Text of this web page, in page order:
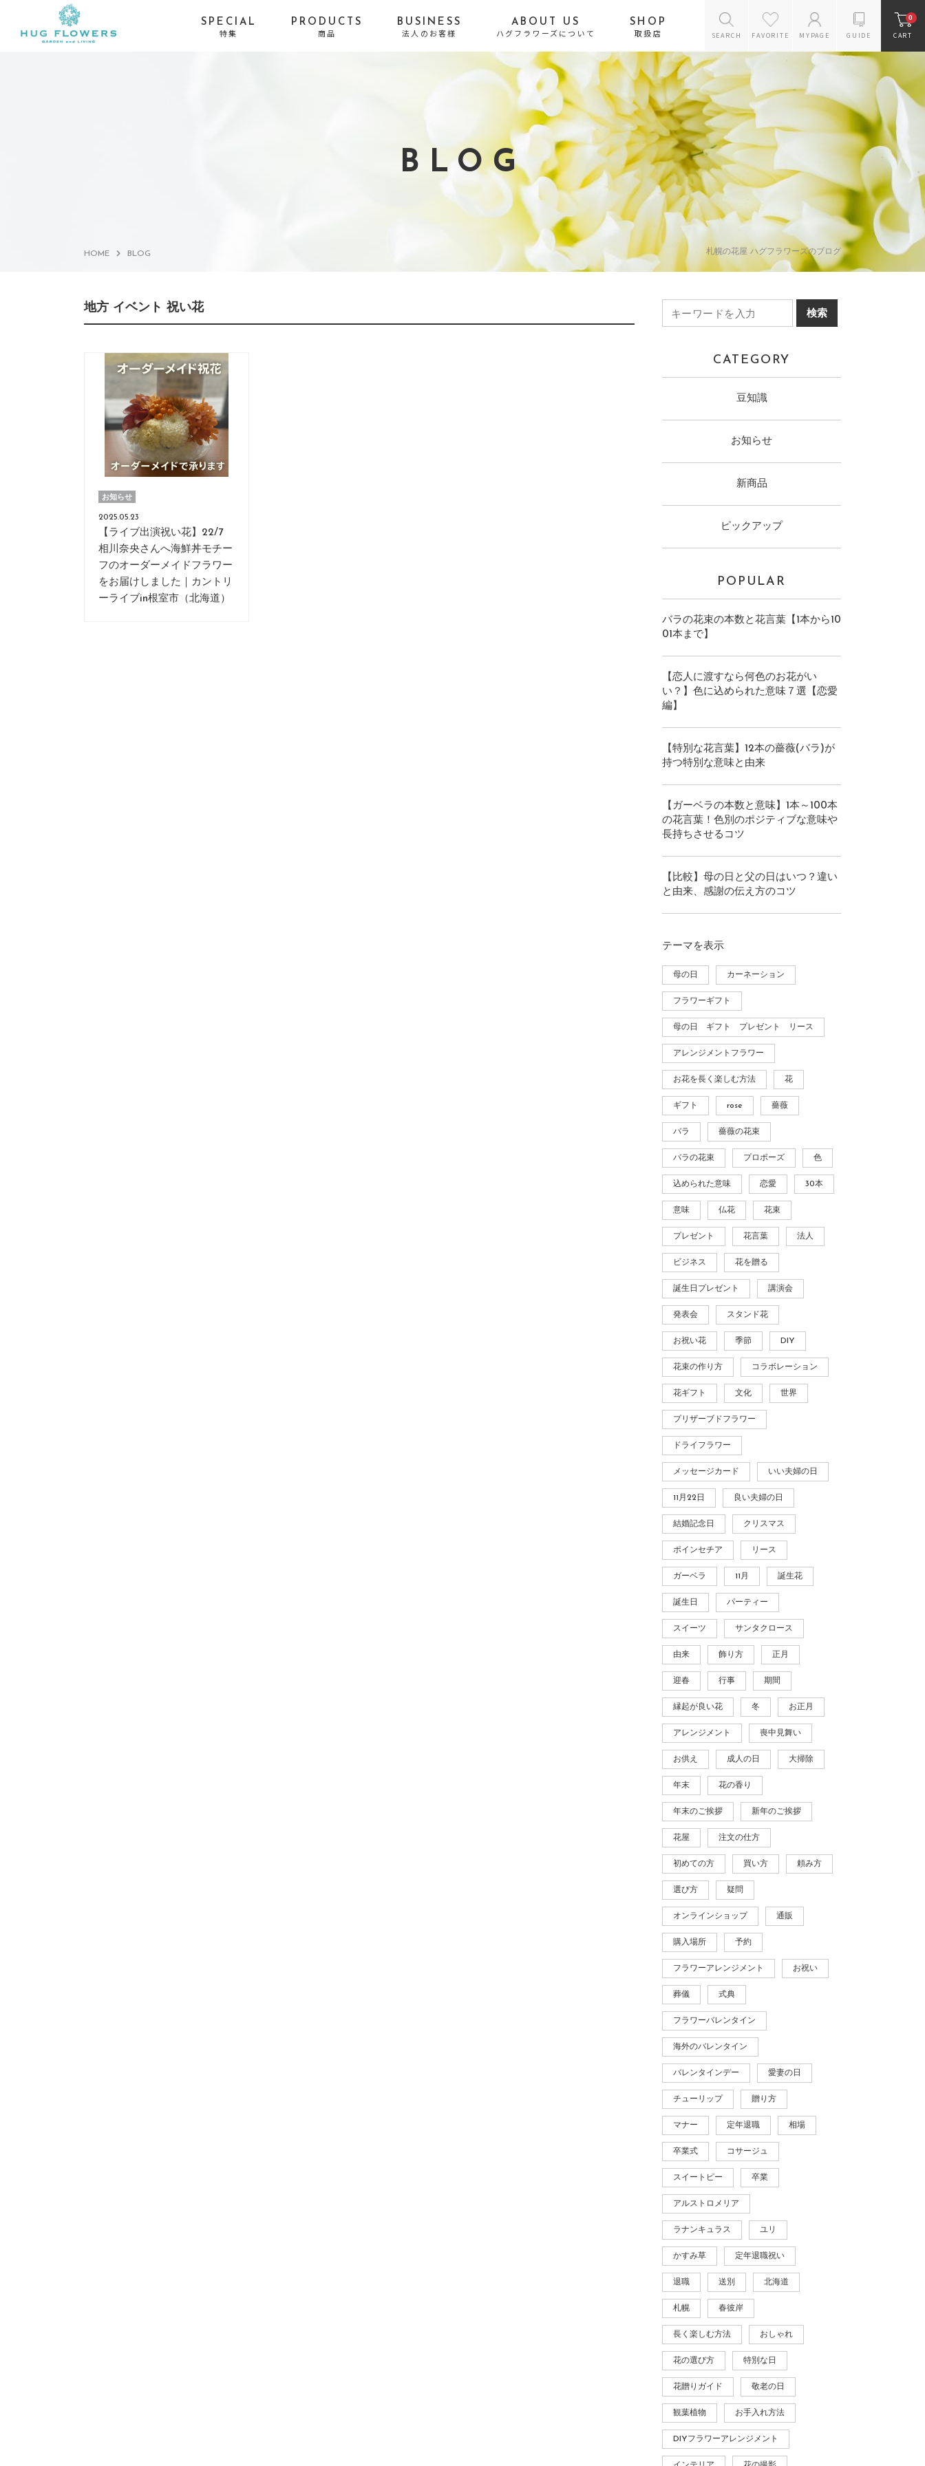
SPECIAL
特集
PRODUCTS
商品
お悔やみ・お供え
出産祝い
開店・移転・新居・引
送別・昇進・退職祝い
発表会・公演祝い
お祝い
プロポーズ
花のスタイルから探す
バラのギフト アレンジメント
花束 プリザーブドフラワー
ギフトセット お供えギフトセット
リース ドライフラワー
ラン鉢 花瓶
雑貨・ケアグッズ スタンドフラワー
オーダー商品
BUSINESS
法人のお客様
ABOUT US
ハグフラワーズについて
SHOP
取扱店 SEARCH FAVORITE MYPAGE GUIDE
0
CART
札幌の花屋 ハグフラワーズのブログ
BLOG
HOME BLOG
地方 イベント 祝い花
お知らせ
2025.05.23
【ライブ出演祝い花】22/7
相川奈央さんへ海鮮丼モチー
フのオーダーメイドフラワー
をお届けしました｜カントリ
ーライブin根室市（北海道）
CATEGORY
豆知識
お知らせ
新商品
ピックアップ
POPULAR
バラの花束の本数と花言葉【1本から10
01本まで】
【恋人に渡すなら何色のお花がい
い？】色に込められた意味７選【恋愛
編】
【特別な花言葉】12本の薔薇(バラ)が
持つ特別な意味と由来
【ガーベラの本数と意味】1本～100本
の花言葉！色別のポジティブな意味や
長持ちさせるコツ
【比較】母の日と父の日はいつ？違い
と由来、感謝の伝え方のコツ
テーマ を表示
母の日 カーネーション
フラワーギフト
母の日 ギフト プレゼント リース
アレンジメントフラワー
お花を長く楽しむ方法 花
ギフト rose 薔薇
バラ 薔薇の花束
バラの花束 プロポーズ 色
込められた意味 恋愛 30本
意味 仏花 花束
プレゼント 花言葉 法人
ビジネス 花を贈る
誕生日プレゼント 講演会
発表会 スタンド花
お祝い花 季節 DIY
花束の作り方 コラボレーション
花ギフト 文化 世界
プリザーブドフラワー
ドライフラワー
メッセージカード いい夫婦の日
11月22日 良い夫婦の日
結婚記念日 クリスマス
ポインセチア リース
ガーベラ 11月 誕生花
誕生日 パーティー
スイーツ サンタクロース
由来 飾り方 正月
迎春 行事 期間
縁起が良い花 冬 お正月
アレンジメント 喪中見舞い
お供え 成人の日 大掃除
年末 花の香り
年末のご挨拶 新年のご挨拶
花屋 注文の仕方
初めての方 買い方 頼み方
選び方 疑問
オンラインショップ 通販
購入場所 予約
フラワーアレンジメント お祝い
葬儀 式典
フラワーバレンタイン
海外のバレンタイン
バレンタインデー 愛妻の日
チューリップ 贈り方
マナー 定年退職 相場
卒業式 コサージュ
スイートピー 卒業
アルストロメリア
ラナンキュラス ユリ
かすみ草 定年退職祝い
退職 送別 北海道
札幌 春彼岸
長く楽しむ方法 おしゃれ
花の選び方 特別な日
花贈りガイド 敬老の日
観葉植物 お手入れ方法
DIYフラワーアレンジメント